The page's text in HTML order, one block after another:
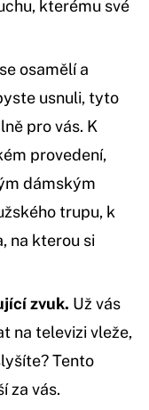
kterému své
osamělí a
usnuli, tyto
pro vás. K
provedení,
dámským
trupu, k
na kterou si
zvuk. Už vás
na televizi vleže,
Tento
za vás.